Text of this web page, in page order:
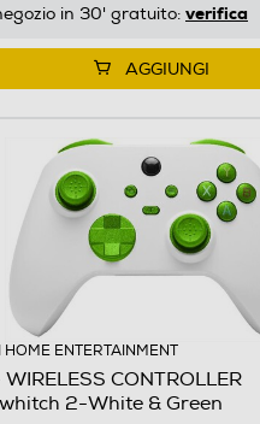
in 30' gratuito: verifica
AGGIUNGI
ENTERTAINMENT
CONTROLLER
2-White & Green